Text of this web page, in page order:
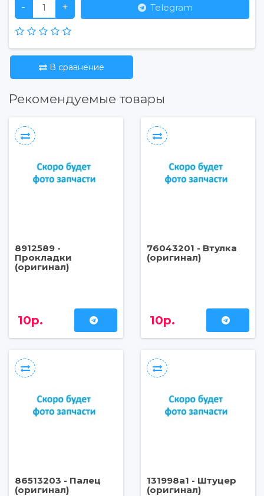
- + Telegram
В сравнение
Рекомендуемые товары
8912589 -
Прокладки
(оригинал)
10р.
76043201 - Втулка
(оригинал)
10р.
86513203 - Палец
(оригинал)
131998a1 - Штуцер
(оригинал)